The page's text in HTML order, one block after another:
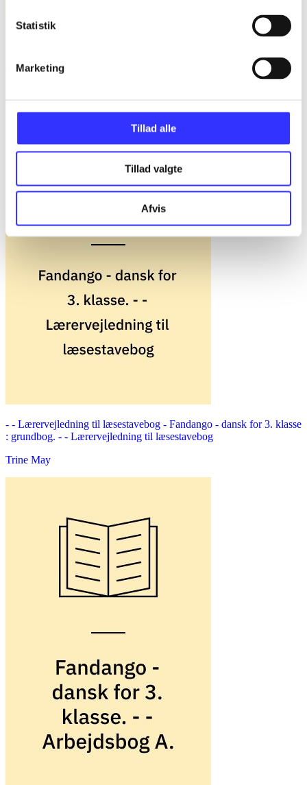
Statistik
Marketing
Tillad alle
Tillad valgte
Afvis
Fandango - dansk for 3. klasse : grundbog -- Arbejdsbog.
Trine May
- - Lærervejledning til læsestavebog - Fandango - dansk for 3. klasse
: grundbog. - - Lærervejledning til læsestavebog
Trine May